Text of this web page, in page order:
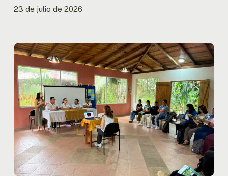
23 de julio de 2026
Ecuador
fortalece
la
articulación
nacional
del
MAPI
con
encuentro
entre
Gobierno
y